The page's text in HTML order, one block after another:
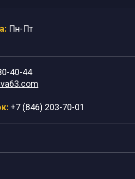
Пн-Пт
40-44
+7 (846) 203-70-01